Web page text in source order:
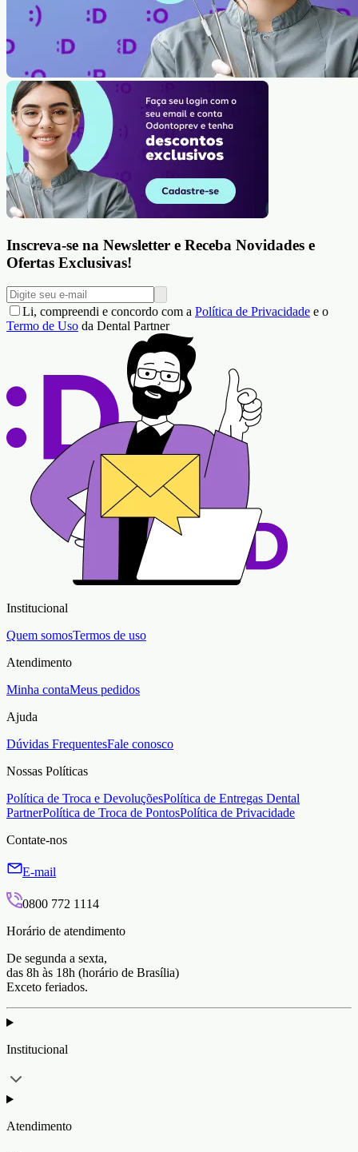
Inscreva-se na Newsletter e Receba Novidades e
Ofertas Exclusivas!
Li, compreendi e concordo com a Política de Privacidade e o
Termo de Uso da Dental Partner
Institucional
Quem somosTermos de uso
Atendimento
Minha contaMeus pedidos
Ajuda
Dúvidas FrequentesFale conosco
Nossas Políticas
Política de Troca e DevoluçõesPolítica de Entregas Dental
PartnerPolítica de Troca de PontosPolítica de Privacidade
Contate-nos
E-mail
0800 772 1114
Horário de atendimento
De segunda a sexta,
das 8h às 18h (horário de Brasília)
Exceto feriados.
Institucional
Atendimento